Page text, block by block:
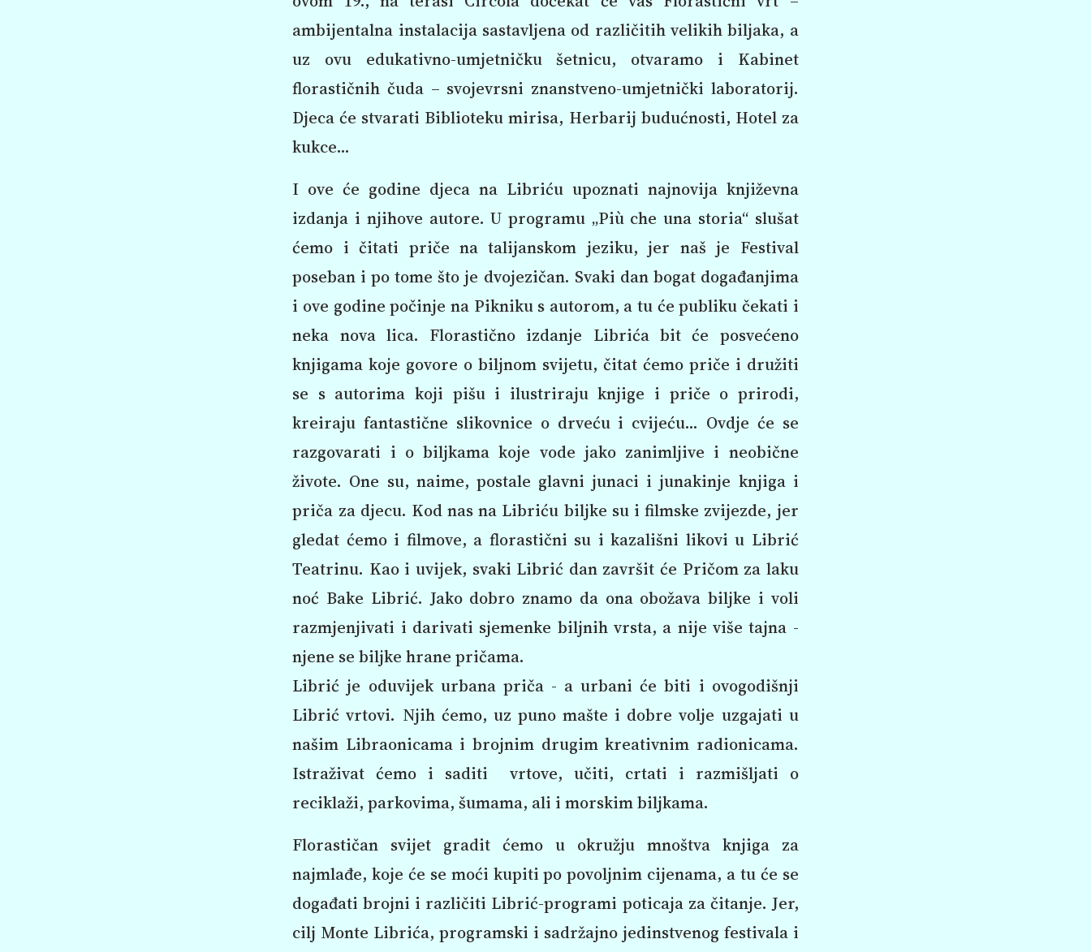
ambijentalna instalacija sastavljena od različitih velikih biljaka, a
uz ovu edukativno-umjetničku šetnicu, otvaramo i Kabinet
florastičnih čuda – svojevrsni znanstveno-umjetnički laboratorij.
Djeca će stvarati Biblioteku mirisa, Herbarij budućnosti, Hotel za
kukce...
I ove će godine djeca na Libriću upoznati najnovija književna
izdanja i njihove autore. U programu „Più che una storia“ slušat
ćemo i čitati priče na talijanskom jeziku, jer naš je Festival
poseban i po tome što je dvojezičan. Svaki dan bogat događanjima
i ove godine počinje na Pikniku s autorom, a tu će publiku čekati i
neka nova lica. Florastično izdanje Librića bit će posvećeno
knjigama koje govore o biljnom svijetu, čitat ćemo priče i družiti
se s autorima koji pišu i ilustriraju knjige i priče o prirodi,
kreiraju fantastične slikovnice o drveću i cvijeću… Ovdje će se
razgovarati i o biljkama koje vode jako zanimljive i neobične
živote. One su, naime, postale glavni junaci i junakinje knjiga i
priča za djecu. Kod nas na Libriću biljke su i filmske zvijezde, jer
gledat ćemo i filmove, a florastični su i kazališni likovi u Librić
Teatrinu. Kao i uvijek, svaki Librić dan završit će Pričom za laku
noć Bake Librić. Jako dobro znamo da ona obožava biljke i voli
razmjenjivati i darivati sjemenke biljnih vrsta, a nije više tajna -
njene se biljke hrane pričama.
Librić je oduvijek urbana priča - a urbani će biti i ovogodišnji
Librić vrtovi. Njih ćemo, uz puno mašte i dobre volje uzgajati u
našim Libraonicama i brojnim drugim kreativnim radionicama.
Istraživat ćemo i saditi vrtove, učiti, crtati i razmišljati o
reciklaži, parkovima, šumama, ali i morskim biljkama.
Florastičan svijet gradit ćemo u okružju mnoštva knjiga za
najmlađe, koje će se moći kupiti po povoljnim cijenama, a tu će se
događati brojni i različiti Librić-programi poticaja za čitanje. Jer,
cilj Monte Librića, programski i sadržajno jedinstvenog festivala i